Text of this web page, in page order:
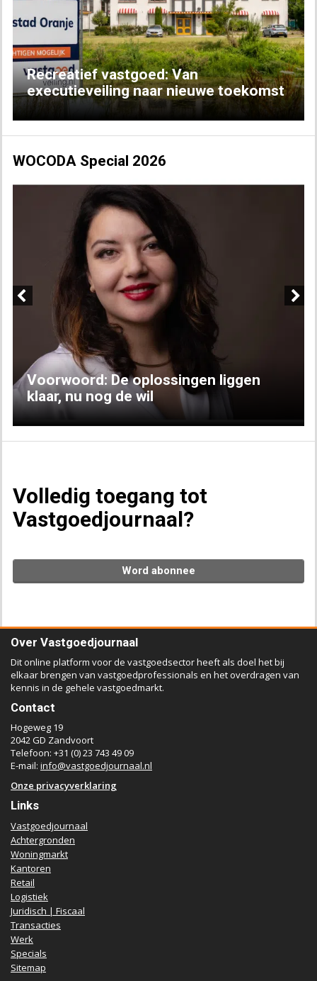
Recreatief vastgoed: Van
executieveiling naar nieuwe toekomst
Next
WOCODA Special 2026
Voorwoord: De oplossingen liggen
klaar, nu nog de wil
Volledig toegang tot
Vastgoedjournaal?
Word abonnee
Over Vastgoedjournaal
Dit online platform voor de vastgoedsector heeft als doel het bij
elkaar brengen van vastgoedprofessionals en het overdragen van
kennis in de gehele vastgoedmarkt.
Contact
Hogeweg 19
2042 GD Zandvoort
Telefoon: +31 (0) 23 743 49 09
E-mail: info@vastgoedjournaal.nl
Onze privacyverklaring
Links
Vastgoedjournaal
Achtergronden
Woningmarkt
Kantoren
Retail
Logistiek
Juridisch | Fiscaal
Transacties
Werk
Specials
Sitemap